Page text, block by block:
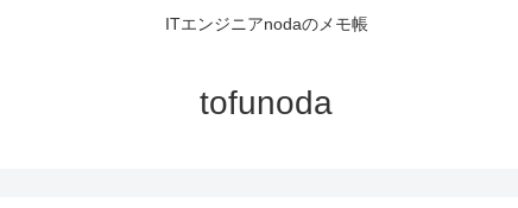
ITエンジニアnodaのメモ帳
tofunoda